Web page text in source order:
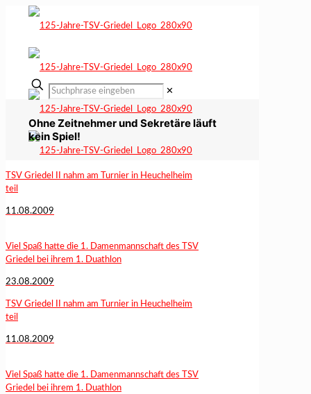
✕
Ohne Zeitnehmer und Sekretäre läuft
kein Spiel!
TSV Griedel II nahm am Turnier in Heuchelheim
teil
11.08.2009
Viel Spaß hatte die 1. Damenmannschaft des TSV
Griedel bei ihrem 1. Duathlon
23.08.2009
TSV Griedel II nahm am Turnier in Heuchelheim
teil
11.08.2009
Viel Spaß hatte die 1. Damenmannschaft des TSV
Griedel bei ihrem 1. Duathlon